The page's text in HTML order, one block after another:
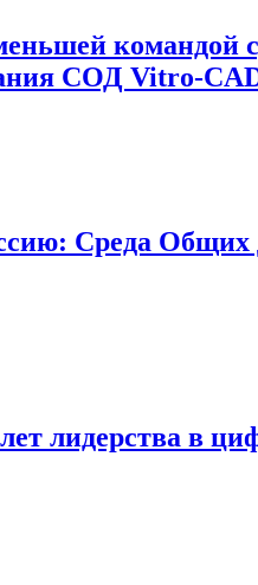
командой
СОД Vitro-
Среда
лидерства в